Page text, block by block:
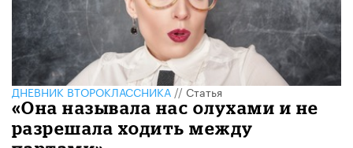
ДНЕВНИК ВТОРОКЛАССНИКА//Статья
«Она называла нас олухами и не
разрешала ходить между